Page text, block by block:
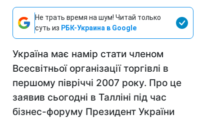
Не трать время на шум! Читай только
суть из РБК-Украина в Google
Україна має намір стати членом
Всесвітньої організації торгівлі в
першому півріччі 2007 року. Про це
заявив сьогодні в Талліні під час
бізнес-форуму Президент України